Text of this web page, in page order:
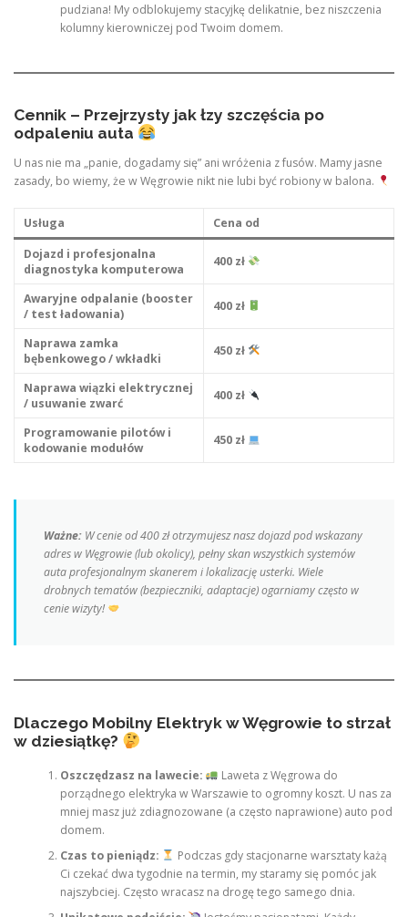
pudziana! My odblokujemy stacyjkę delikatnie, bez niszczenia
kolumny kierowniczej pod Twoim domem.
Cennik – Przejrzysty jak łzy szczęścia po
odpaleniu auta
U nas nie ma „panie, dogadamy się” ani wróżenia z fusów. Mamy jasne
zasady, bo wiemy, że w Węgrowie nikt nie lubi być robiony w balona.
Usługa
Cena od
Dojazd i profesjonalna
diagnostyka komputerowa
400 zł
Awaryjne odpalanie (booster
/ test ładowania)
400 zł
Naprawa zamka
bębenkowego / wkładki
450 zł
Naprawa wiązki elektrycznej
/ usuwanie zwarć
400 zł
Programowanie pilotów i
kodowanie modułów
450 zł
Ważne: W cenie od 400 zł otrzymujesz nasz dojazd pod wskazany
adres w Węgrowie (lub okolicy), pełny skan wszystkich systemów
auta profesjonalnym skanerem i lokalizację usterki. Wiele
drobnych tematów (bezpieczniki, adaptacje) ogarniamy często w
cenie wizyty!
Dlaczego Mobilny Elektryk w Węgrowie to strzał
w dziesiątkę?
Oszczędzasz na lawecie:
Laweta z Węgrowa do
porządnego elektryka w Warszawie to ogromny koszt. U nas za
mniej masz już zdiagnozowane (a często naprawione) auto pod
domem.
Czas to pieniądz:
Podczas gdy stacjonarne warsztaty każą
Ci czekać dwa tygodnie na termin, my staramy się pomóc jak
najszybciej. Często wracasz na drogę tego samego dnia.